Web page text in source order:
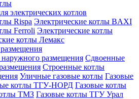
электрических котлов
Rispa Электрические котлы BAXI
Ferroli Электрические котлы
котлы Лемакс
размещения Сдвоенные
Строенные котлы
Уличные газовые котлы Газовые
котлы ТГУ-НОРД Газовые котлы
ТМЗ Газовые котлы ТГУ Урал